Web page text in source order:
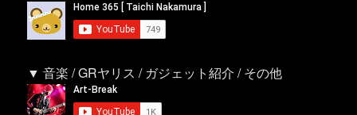
▼ 音楽 / GRヤリス / ガジェット紹介 / その他